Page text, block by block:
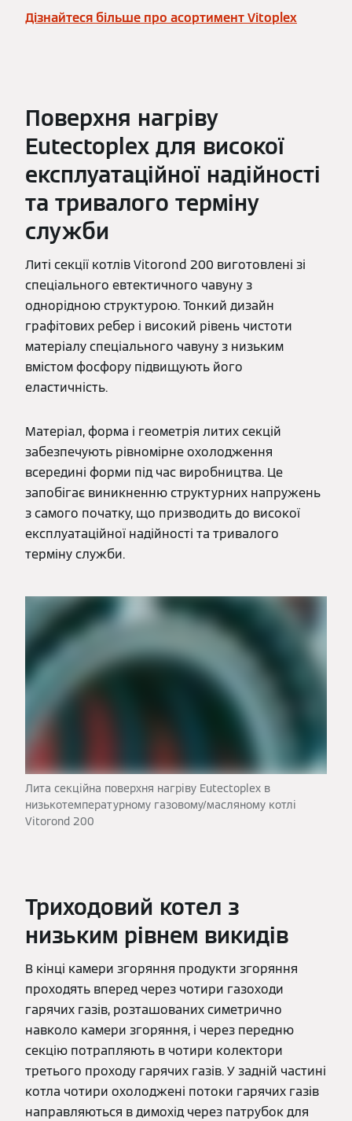
Дізнайтеся більше про асортимент Vitoplex
Поверхня нагріву
Eutectoplex для високої
експлуатаційної надійності
та тривалого терміну
служби
Литі секції котлів Vitorond 200 виготовлені зі
спеціального евтектичного чавуну з
однорідною структурою. Тонкий дизайн
графітових ребер і високий рівень чистоти
матеріалу спеціального чавуну з низьким
вмістом фосфору підвищують його
еластичність.
Матеріал, форма і геометрія литих секцій
забезпечують рівномірне охолодження
всередині форми під час виробництва. Це
запобігає виникненню структурних напружень
з самого початку, що призводить до високої
експлуатаційної надійності та тривалого
терміну служби.
Лита секційна поверхня нагріву Eutectoplex в
низькотемпературному газовому/масляному котлі
Vitorond 200
Триходовий котел з
низьким рівнем викидів
В кінці камери згоряння продукти згоряння
проходять вперед через чотири газоходи
гарячих газів, розташованих симетрично
навколо камери згоряння, і через передню
секцію потрапляють в чотири колектори
третього проходу гарячих газів. У задній частині
котла чотири охолоджені потоки гарячих газів
направляються в димохід через патрубок для